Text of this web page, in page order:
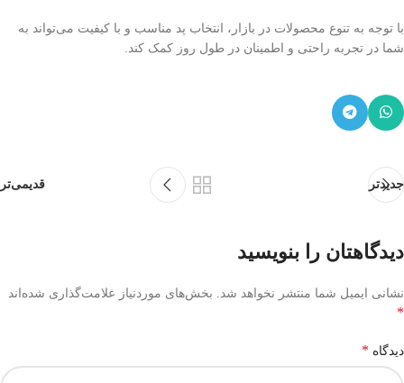
با توجه به تنوع محصولات در بازار، انتخاب پد مناسب و با کیفیت می‌تواند به
شما در تجربه راحتی و اطمینان در طول روز کمک کند.
جدیدتر قدیمی‌تر
دیدگاهتان را بنویسید
نشانی ایمیل شما منتشر نخواهد شد. بخش‌های موردنیاز علامت‌گذاری شده‌اند
*
دیدگاه *